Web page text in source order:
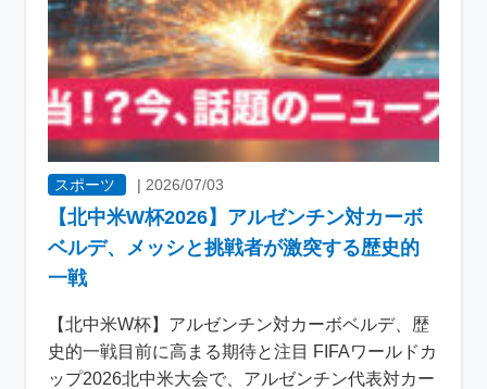
スポーツ | 2026/07/03
【北中米W杯2026】アルゼンチン対カーボ
ベルデ、メッシと挑戦者が激突する歴史的
一戦
【北中米W杯】アルゼンチン対カーボベルデ、歴
史的一戦目前に高まる期待と注目 FIFAワールドカ
ップ2026北中米大会で、アルゼンチン代表対カー